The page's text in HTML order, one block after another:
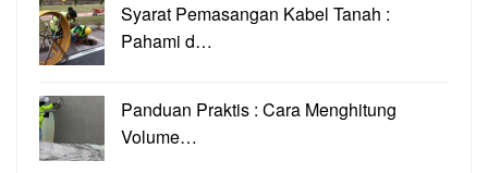
Syarat Pemasangan Kabel Tanah :
Pahami d…
Panduan Praktis : Cara Menghitung
Volume…